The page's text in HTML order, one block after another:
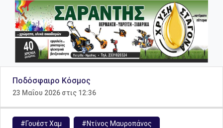
Ποδόσφαιρο Κόσμος
23 Μαΐου 2026 στις 12:36
#Γουέστ Χαμ #Ντίνος Μαυροπάνος